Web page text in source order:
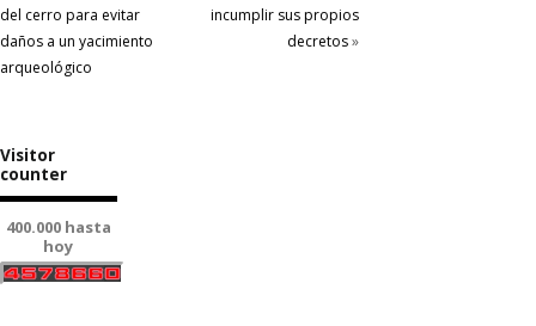
del cerro para evitar
daños a un yacimiento
arqueológico
incumplir sus propios
decretos»
Visitor
counter
400.000 hasta
hoy